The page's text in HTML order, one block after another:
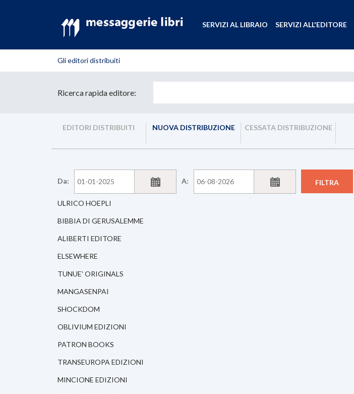
SERVIZI AL LIBRAIO SERVIZI ALL'EDITORE
Gli editori distribuiti
Ricerca rapida editore:
EDITORI DISTRIBUITI NUOVA DISTRIBUZIONE CESSATA DISTRIBUZIONE
Da: A: FILTRA
ULRICO HOEPLI
BIBBIA DI GERUSALEMME
ALIBERTI EDITORE
ELSEWHERE
TUNUE' ORIGINALS
MANGASENPAI
SHOCKDOM
OBLIVIUM EDIZIONI
PATRON BOOKS
TRANSEUROPA EDIZIONI
MINCIONE EDIZIONI